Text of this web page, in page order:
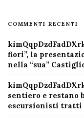
COMMENTI RECENTI
fiori”, la
nella “sua”
sentiero e restano
escursionisti tratti